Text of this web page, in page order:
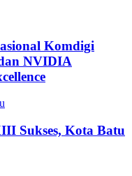
Komdigi
NVIDIA
Sukses, Kota Batu